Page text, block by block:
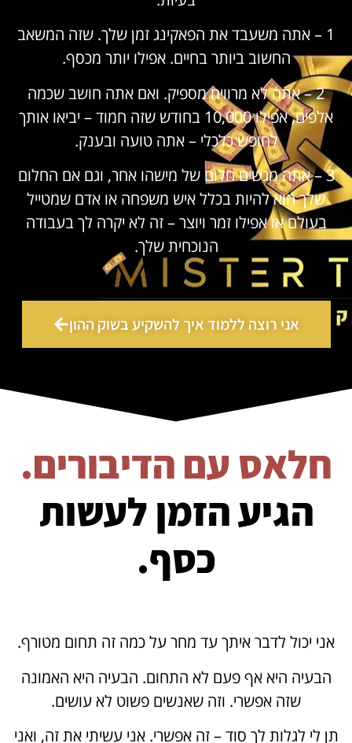
1 – אתה משעבד את הפאקינג זמן שלך. שזה המשאב
החשוב ביותר בחיים. אפילו יותר מכסף.
2 – אתה לא מרוויח מספיק. ואם אתה חושב שכמה
אלפים, אפילו 10,000 בחודש שזה חמוד – יביאו אותך
לחופש כלכלי – אתה טועה ובענק.
3 – אתה מגשים חלום של מישהו אחר, וגם אם החלום
שלך הוא להיות בכלל איש משפחה או אדם שמטייל
בעולם או אפילו זמר ויוצר – זה לא יקרה לך בעבודה
הנוכחית שלך.
אני רוצה ללמוד איך להשקיע בשוק ההון
חלאס עם הדיבורים.
הגיע הזמן לעשות
כסף.
אני יכול לדבר איתך עד מחר על כמה זה תחום מטורף.
הבעיה היא אף פעם לא התחום. הבעיה היא האמונה
שזה אפשרי. וזה שאנשים פשוט לא עושים.
תן לי לגלות לך סוד – זה אפשרי. אני עשיתי את זה, ואני